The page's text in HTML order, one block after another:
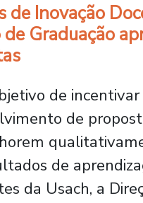
de Inovação
de Graduação
de incentivar
de
de
da Usach, a